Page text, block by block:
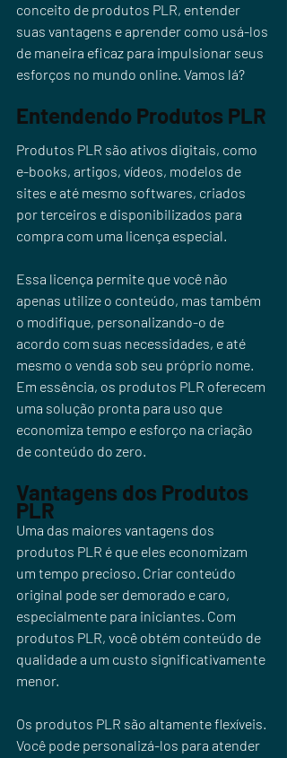
conceito de produtos PLR, entender
suas vantagens e aprender como usá-los
de maneira eficaz para impulsionar seus
esforços no mundo online. Vamos lá?
Entendendo Produtos PLR
Produtos PLR são ativos digitais, como
e-books, artigos, vídeos, modelos de
sites e até mesmo softwares, criados
por terceiros e disponibilizados para
compra com uma licença especial.
Essa licença permite que você não
apenas utilize o conteúdo, mas também
o modifique, personalizando-o de
acordo com suas necessidades, e até
mesmo o venda sob seu próprio nome.
Em essência, os produtos PLR oferecem
uma solução pronta para uso que
economiza tempo e esforço na criação
de conteúdo do zero.
Vantagens dos Produtos
PLR
Uma das maiores vantagens dos
produtos PLR é que eles economizam
um tempo precioso. Criar conteúdo
original pode ser demorado e caro,
especialmente para iniciantes. Com
produtos PLR, você obtém conteúdo de
qualidade a um custo significativamente
menor.
Os produtos PLR são altamente flexíveis.
Você pode personalizá-los para atender